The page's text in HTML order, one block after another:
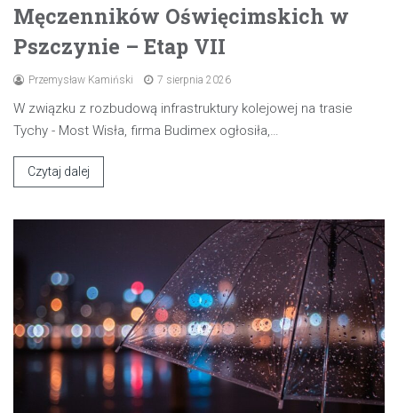
Męczenników Oświęcimskich w
Pszczynie – Etap VII
Przemysław Kamiński 7 sierpnia 2026
W związku z rozbudową infrastruktury kolejowej na trasie
Tychy - Most Wisła, firma Budimex ogłosiła,…
Czytaj dalej